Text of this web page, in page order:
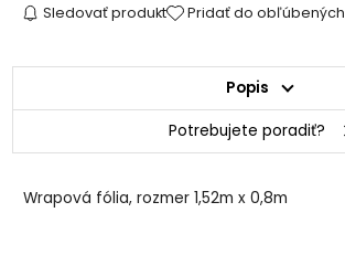
Sledovať produkt Pridať do obľúbených
Popis
Potrebujete poradiť?
Wrapová fólia, rozmer 1,52m x 0,8m